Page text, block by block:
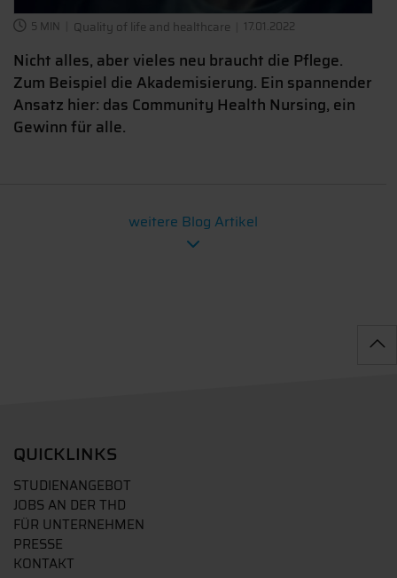
5 MIN Quality of life and healthcare 17.01.2022
Nicht alles, aber vieles neu braucht die Pflege.
Zum Beispiel die Akademisierung. Ein spannender
Ansatz hier: das Community Health Nursing, ein
Gewinn für alle.
weitere Blog Artikel
QUICKLINKS
STUDIENANGEBOT
JOBS AN DER THD
FÜR UNTERNEHMEN
PRESSE
KONTAKT